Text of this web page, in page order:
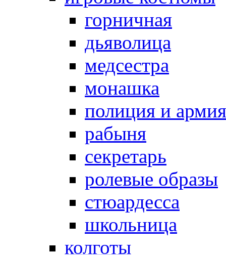
горничная
дьяволица
медсестра
монашка
полиция и армия
рабыня
секретарь
ролевые образы
стюардесса
школьница
колготы